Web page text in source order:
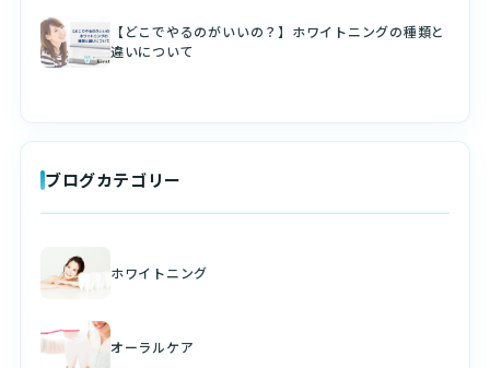
【どこでやるのがいいの？】ホワイトニングの種類と
違いについて
ブログカテゴリー
ホワイトニング
オーラルケア